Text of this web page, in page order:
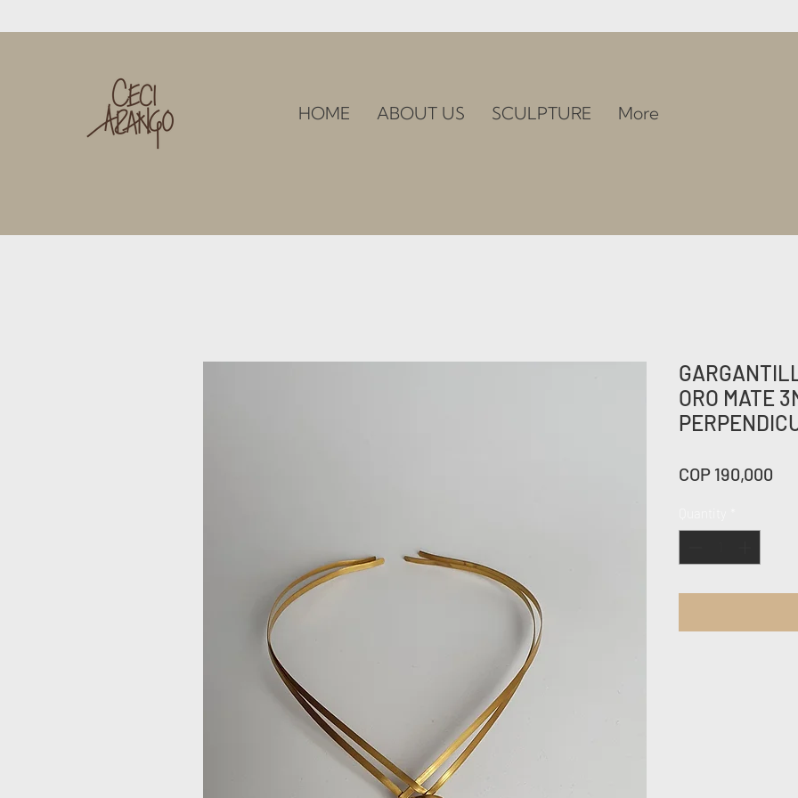
HOME ABOUT US SCULPTURE More
ORO MATE
COP 190,000